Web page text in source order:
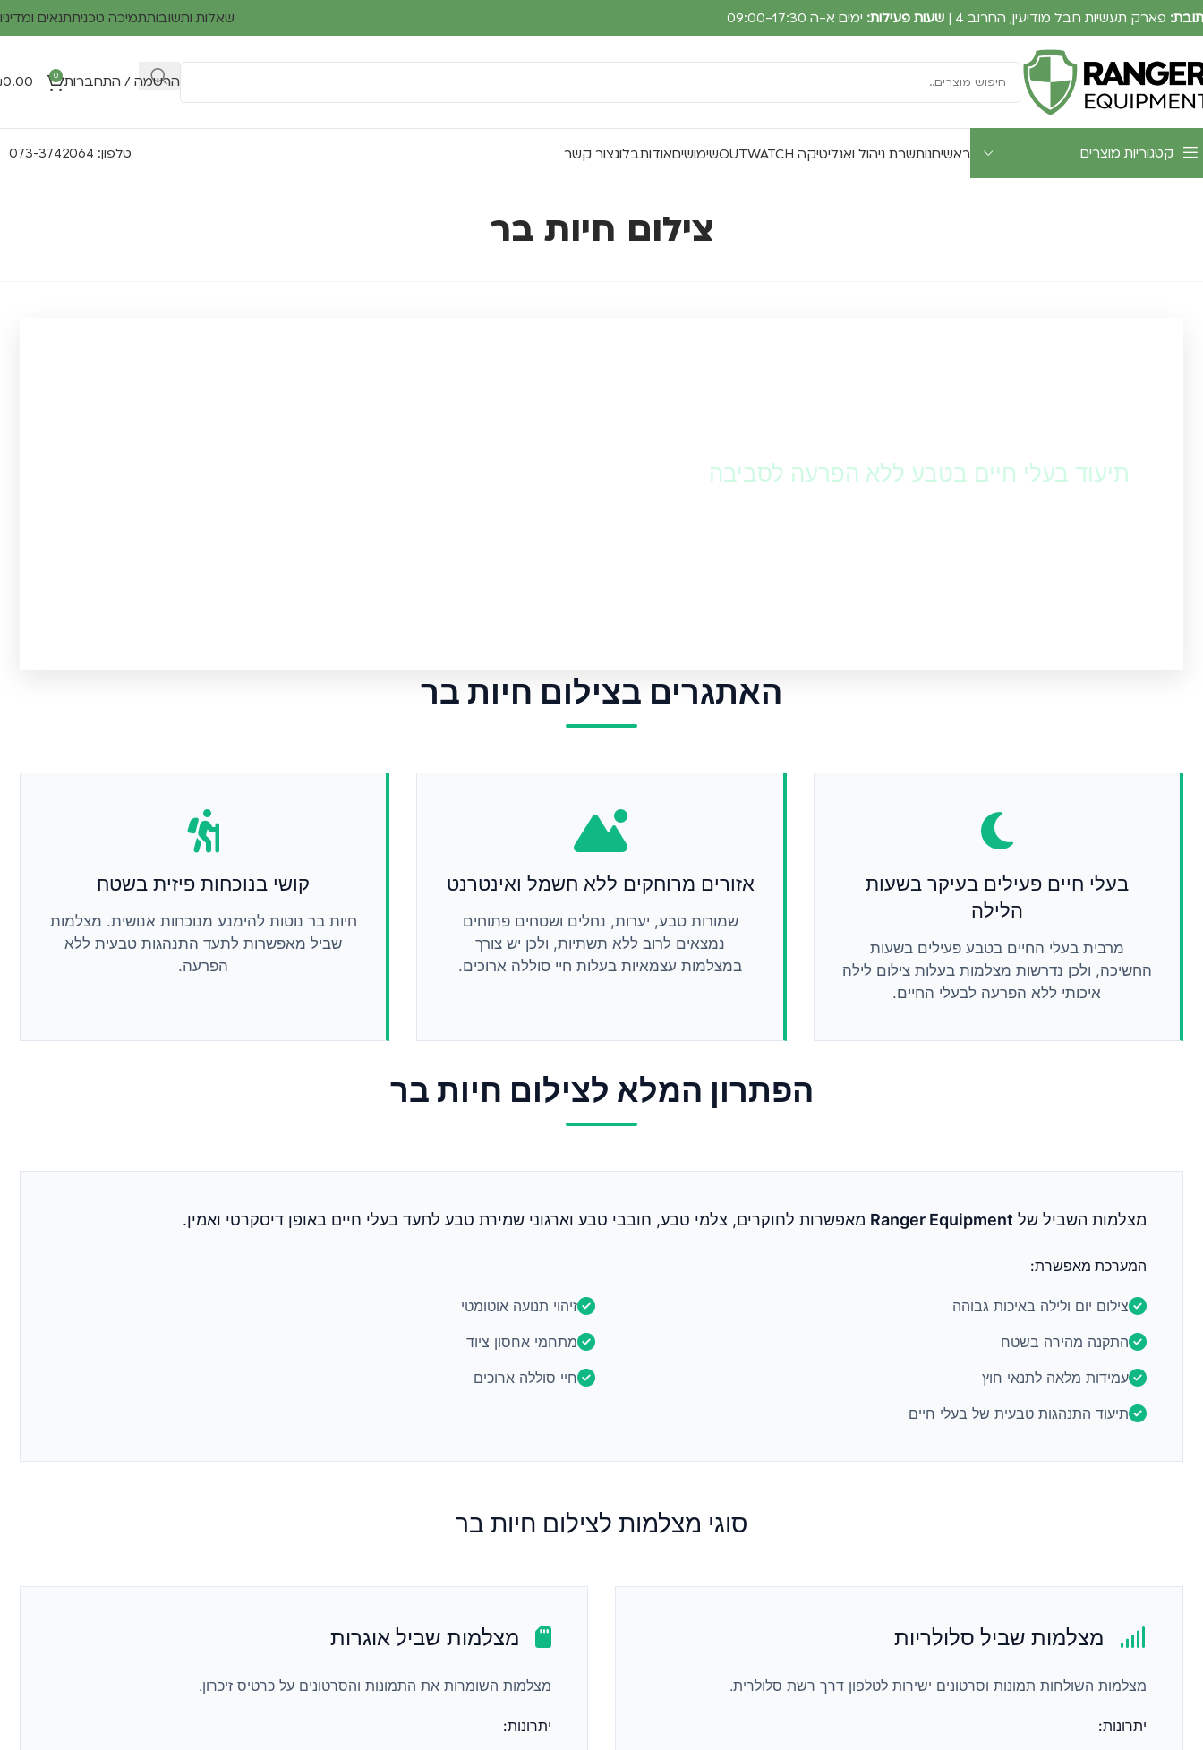
פארק תעשיות חבל מודיעין, החרוב 4 | שעות פעילות: ימים א-ה 09:00-17:30 שאלות ותשובותתמיכה טכניתתנאים
הרשמה / התחברות 0
0.00
קטגוריות מוצרים ראשיחנותשרת ניהול ואנליטיקה OUTWATCH שימושיםאודותבלוגצור קשר טלפון: 073-3742064
צילום חיות בר
תיעוד בעלי חיים בטבע ללא הפרעה לסביבה
האתגרים בצילום חיות בר
בעלי חיים פעילים בעיקר בשעות
הלילה
מרבית בעלי החיים בטבע פעילים בשעות
החשיכה, ולכן נדרשות מצלמות בעלות צילום לילה
איכותי ללא הפרעה לבעלי החיים.
אזורים מרוחקים ללא חשמל ואינטרנט
שמורות טבע, יערות, נחלים ושטחים פתוחים
נמצאים לרוב ללא תשתיות, ולכן יש צורך
במצלמות עצמאיות בעלות חיי סוללה ארוכים.
קושי בנוכחות פיזית בשטח
חיות בר נוטות להימנע מנוכחות אנושית. מצלמות
שביל מאפשרות לתעד התנהגות טבעית ללא
הפרעה.
הפתרון המלא לצילום חיות בר
מצלמות השביל של Ranger Equipment מאפשרות לחוקרים, צלמי טבע, חובבי טבע וארגוני שמירת טבע לתעד בעלי חיים באופן דיסקרטי ואמין.
המערכת מאפשרת:
צילום יום ולילה באיכות גבוהה
זיהוי תנועה אוטומטי
התקנה מהירה בשטח
מתחמי אחסון ציוד
עמידות מלאה לתנאי חוץ
חיי סוללה ארוכים
תיעוד התנהגות טבעית של בעלי חיים
סוגי מצלמות לצילום חיות בר
מצלמות שביל סלולריות
מצלמות השולחות תמונות וסרטונים ישירות לטלפון דרך רשת סלולרית.
יתרונות:
מצלמות שביל אוגרות
מצלמות השומרות את התמונות והסרטונים על כרטיס זיכרון.
יתרונות: